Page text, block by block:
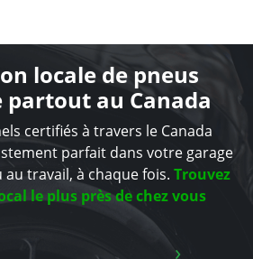
locale de pneus
partout au Canada
certifiés à travers le Canada
parfait dans votre garage
travail, à chaque fois. Trouvez
le plus près de chez vous
›